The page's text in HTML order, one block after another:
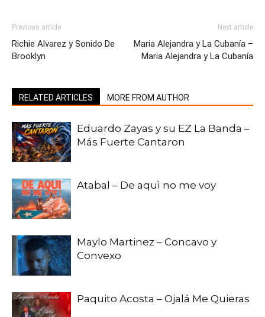
Previous article
Richie Alvarez y Sonido De
Brooklyn
Next article
Maria Alejandra y La Cubanía –
Maria Alejandra y La Cubanía
RELATED ARTICLES MORE FROM AUTHOR
Eduardo Zayas y su EZ La Banda –
Más Fuerte Cantaron
Atabal – De aquì no me voy
Maylo Martinez – Concavo y
Convexo
Paquito Acosta – Ojalá Me Quieras